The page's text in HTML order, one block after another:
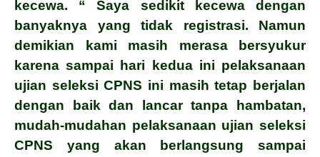
kecewa. “ Saya sedikit kecewa dengan
banyaknya yang tidak registrasi. Namun
demikian kami masih merasa bersyukur
karena sampai hari kedua ini pelaksanaan
ujian seleksi CPNS ini masih tetap berjalan
dengan baik dan lancar tanpa hambatan,
mudah-mudahan pelaksanaan ujian seleksi
CPNS yang akan berlangsung sampai